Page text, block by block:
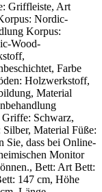
Griffleiste, Art
Nordic-
Korpus:
Wood-
Farbe
Holzwerkstoff,
Material
Griffe: Schwarz,
Material Füße:
Sie, dass bei Online-
Monitor
Bett: Art Bett:
147 cm, Höhe